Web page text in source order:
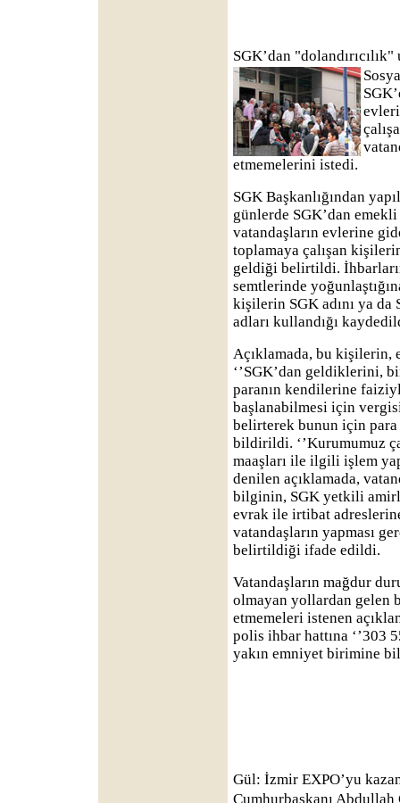
SGK’dan "dolandırıcılık"
etmemelerini istedi.
SGK Başkanlığından
günlerde SGK’dan
vatandaşların evlerine
toplamaya çalışan
geldiği belirtildi.
semtlerinde
kişilerin SGK adını ya da
adları kullandığı
Açıklamada, bu
‘’SGK’dan geldiklerini,
paranın kendilerine
başlanabilmesi için
belirterek bunun için
bildirildi. ‘’Kurumumuz
maaşları ile ilgili işlem
denilen açıklamada,
bilginin, SGK yetkili
evrak ile irtibat
vatandaşların yapması
belirtildiği ifade edildi.
Vatandaşların mağdur
olmayan yollardan gelen
etmemeleri istenen
polis ihbar hattına ‘’303
yakın emniyet birimine
Gül: İzmir EXPO’yu
Cumhurbaşkanı Abdullah